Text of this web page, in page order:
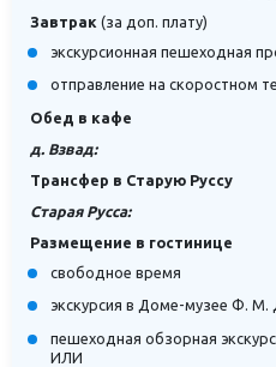
Завтрак (за доп. плату)
экскурсионная пешеходная
отправление на скоростном
Обед в кафе
д. Взвад:
Трансфер в Старую Руссу
Старая Русса:
Размещение в гостинице
свободное время
экскурсия в Доме-музее Ф. М.
пешеходная обзорная
ИЛИ